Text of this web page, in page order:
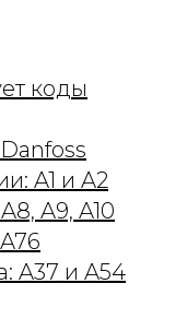
коды
A1 и A2
A9, A10
A37 и A54